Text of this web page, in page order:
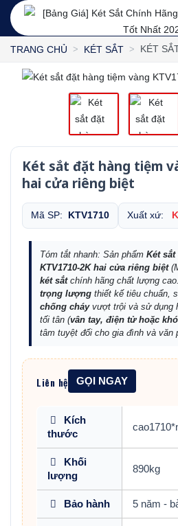
TRANG CHỦ KÉT SẮT KÉT
Két sắt đặt hàng tiệm
hai cửa riêng biệt
Mã SP: KTV1710 Xuất xứ:
Tóm tắt nhanh: Sản phẩm Két
KTV1710-2K hai cửa riêng biệt
két sắtchính hãng chất lượng
trọng lượng thiết kế tiêu chuẩn,
chống cháyvượt trội và sử dụng
tối tân (vân tay, điện tử hoặc
tâm tuyệt đối cho gia đình và văn
Liên hệ GỌI NGAY
Kích
thước
Khối
lượng
890kg
Bảo hành 5 năm -